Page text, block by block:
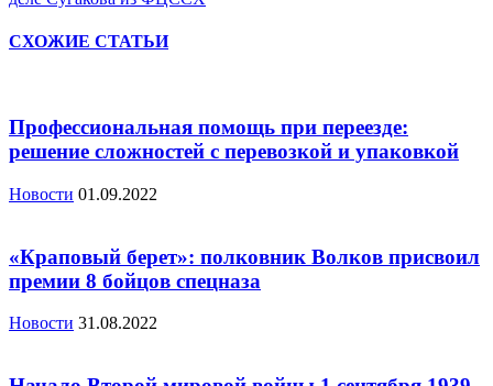
СХОЖИЕ СТАТЬИ
Профессиональная помощь при переезде:
решение сложностей с перевозкой и упаковкой
Новости 01.09.2022
«Краповый берет»: полковник Волков присвоил
премии 8 бойцов спецназа
Новости 31.08.2022